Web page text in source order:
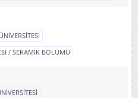
/ SERAMİK BÖLÜMÜ